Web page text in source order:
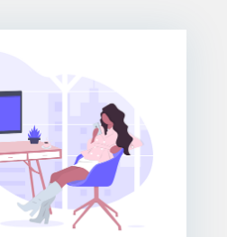
amplia variedad de
como creación de
y elementos
tu emprendimiento
tarjetas de
merchandesign,